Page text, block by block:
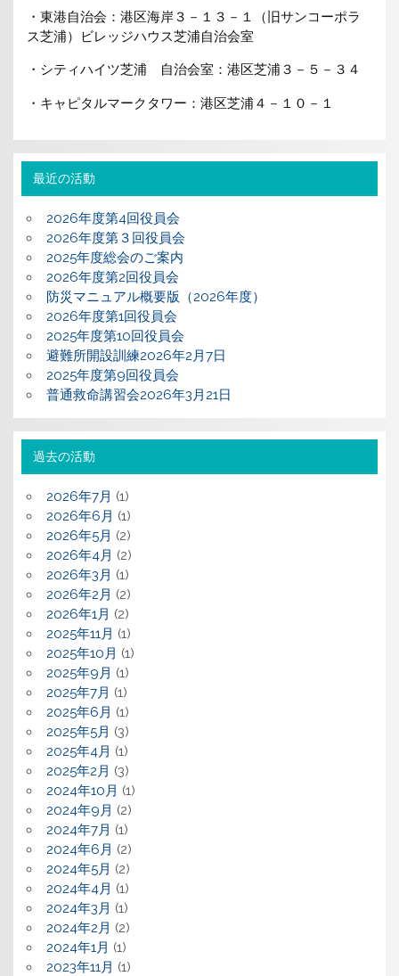
・東港自治会：港区海岸３－１３－１（旧サンコーポラ
ス芝浦）ビレッジハウス芝浦自治会室
・シティハイツ芝浦 自治会室：港区芝浦３－５－３４
・キャピタルマークタワー：港区芝浦４－１０－１
最近の活動
2026年度第4回役員会
2026年度第３回役員会
2025年度総会のご案内
2026年度第2回役員会
防災マニュアル概要版（2026年度）
2026年度第1回役員会
2025年度第10回役員会
避難所開設訓練2026年2月7日
2025年度第9回役員会
普通救命講習会2026年3月21日
過去の活動
2026年7月 (1)
2026年6月 (1)
2026年5月 (2)
2026年4月 (2)
2026年3月 (1)
2026年2月 (2)
2026年1月 (2)
2025年11月 (1)
2025年10月 (1)
2025年9月 (1)
2025年7月 (1)
2025年6月 (1)
2025年5月 (3)
2025年4月 (1)
2025年2月 (3)
2024年10月 (1)
2024年9月 (2)
2024年7月 (1)
2024年6月 (2)
2024年5月 (2)
2024年4月 (1)
2024年3月 (1)
2024年2月 (2)
2024年1月 (1)
2023年11月 (1)